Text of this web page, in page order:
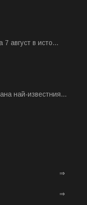
7 август в исто...
най-известния...
⇒
⇒